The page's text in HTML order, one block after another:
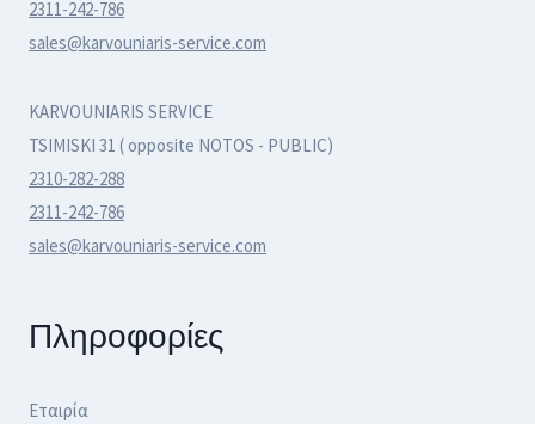
2311-242-786
sales@karvouniaris-service.com
KARVOUNIARIS SERVICE
TSIMISKI 31 ( opposite NOTOS - PUBLIC)
2310-282-288
2311-242-786
sales@karvouniaris-service.com
Πληροφορίες
Εταιρία